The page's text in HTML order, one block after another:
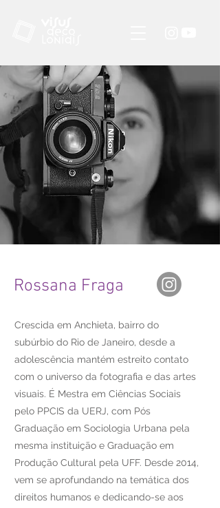
Rossana Fraga
Crescida em Anchieta, bairro do
subúrbio do Rio de Janeiro, desde a
adolescência mantém estreito contato
com o universo da fotografia e das artes
visuais. É Mestra em Ciências Sociais
pelo PPCIS da UERJ, com Pós
Graduação em Sociologia Urbana pela
mesma instituição e Graduação em
Produção Cultural pela UFF. Desde 2014,
vem se aprofundando na temática dos
direitos humanos e dedicando-se aos